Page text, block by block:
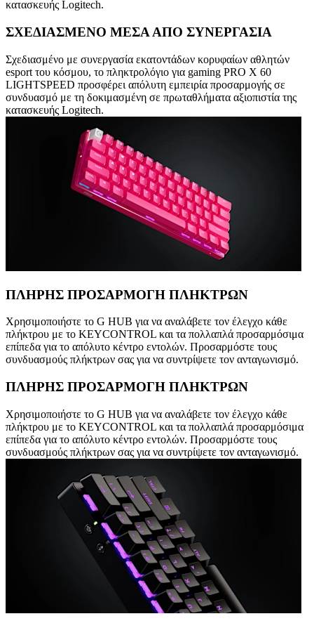
κατασκευής Logitech.
ΣΧΕΔΙΑΣΜΕΝΟ ΜΕΣΑ ΑΠΟ ΣΥΝΕΡΓΑΣΙΑ
Σχεδιασμένο με συνεργασία εκατοντάδων κορυφαίων αθλητών
esport του κόσμου, το πληκτρολόγιο για gaming PRO X 60
LIGHTSPEED προσφέρει απόλυτη εμπειρία προσαρμογής σε
συνδυασμό με τη δοκιμασμένη σε πρωταθλήματα αξιοπιστία της
κατασκευής Logitech.
ΠΛΗΡΗΣ ΠΡΟΣΑΡΜΟΓH ΠΛΗΚΤΡΩΝ
Χρησιμοποιήστε το G HUB για να αναλάβετε τον έλεγχο κάθε
πλήκτρου με το KEYCONTROL και τα πολλαπλά προσαρμόσιμα
επίπεδα για το απόλυτο κέντρο εντολών. Προσαρμόστε τους
συνδυασμούς πλήκτρων σας για να συντρίψετε τον ανταγωνισμό.
ΠΛΗΡΗΣ ΠΡΟΣΑΡΜΟΓH ΠΛΗΚΤΡΩΝ
Χρησιμοποιήστε το G HUB για να αναλάβετε τον έλεγχο κάθε
πλήκτρου με το KEYCONTROL και τα πολλαπλά προσαρμόσιμα
επίπεδα για το απόλυτο κέντρο εντολών. Προσαρμόστε τους
συνδυασμούς πλήκτρων σας για να συντρίψετε τον ανταγωνισμό.